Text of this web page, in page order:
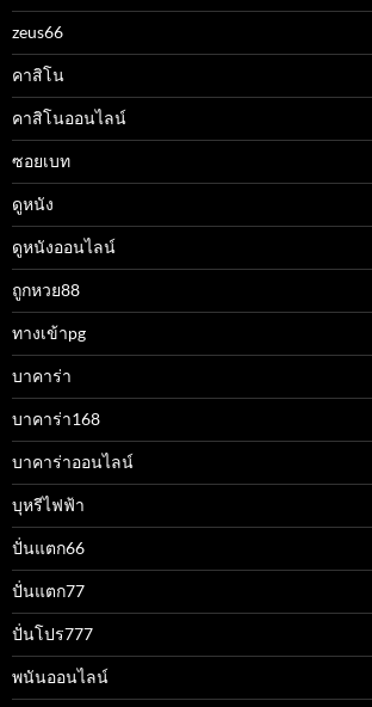
zeus66
คาสิโน
คาสิโนออนไลน์
ซอยเบท
ดูหนัง
ดูหนังออนไลน์
ถูกหวย88
ทางเข้าpg
บาคาร่า
บาคาร่า168
บาคาร่าออนไลน์
บุหรีไฟฟ้า
ปั่นแตก66
ปั่นแตก77
ปั่นโปร777
พนันออนไลน์